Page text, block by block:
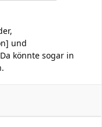
und
könnte sogar in